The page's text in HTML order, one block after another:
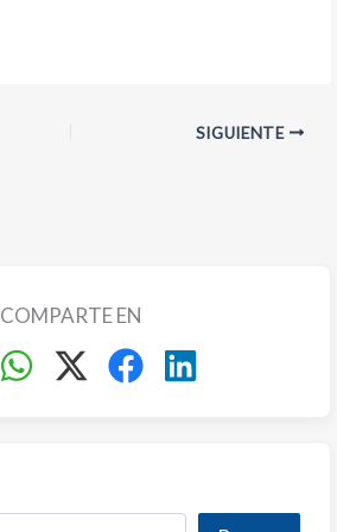
SIGUIENTE
COMPARTE EN